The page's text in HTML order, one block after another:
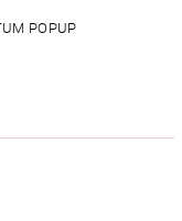
POPUP